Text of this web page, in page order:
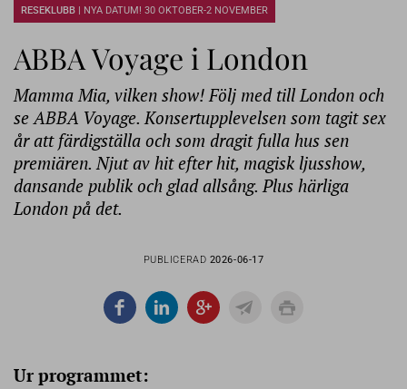
RESEKLUBB | NYA DATUM! 30 OKTOBER-2 NOVEMBER
ABBA Voyage i London
Mamma Mia, vilken show! Följ med till London och
se ABBA Voyage. Konsertupplevelsen som tagit sex
år att färdigställa och som dragit fulla hus sen
premiären. Njut av hit efter hit, magisk ljusshow,
dansande publik och glad allsång. Plus härliga
London på det.
PUBLICERAD 2026-06-17
Ur programmet: